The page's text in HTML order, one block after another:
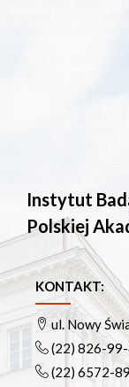
Instytut
Polskiej
KONTAKT:
ul. Nowy
(22) 826-
(22) 6572-